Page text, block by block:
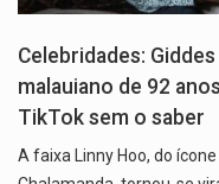
Celebridades:
malauiano de 92
TikTok sem o saber
A faixa Linny Hoo, do